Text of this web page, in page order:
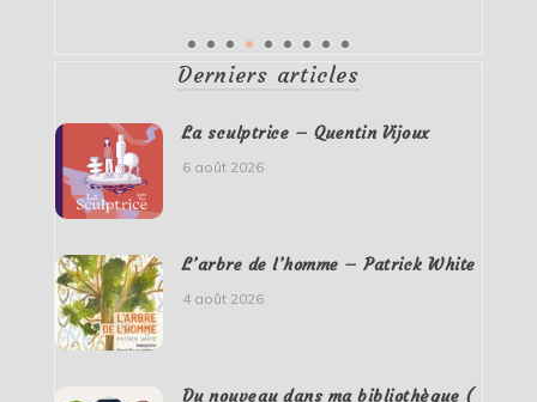
Derniers articles
La sculptrice – Quentin Vijoux
6 août 2026
L’arbre de l’homme – Patrick White
4 août 2026
Du nouveau dans ma bibliothèque (